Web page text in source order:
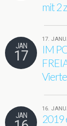
mit 2
JAN
17
17.
IM
JAN
16.
2019